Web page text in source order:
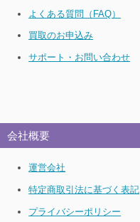
よくある質問（FAQ）
買取のお申込み
サポート・お問い合わせ
会社概要
運営会社
特定商取引法に基づく表記
プライバシーポリシー